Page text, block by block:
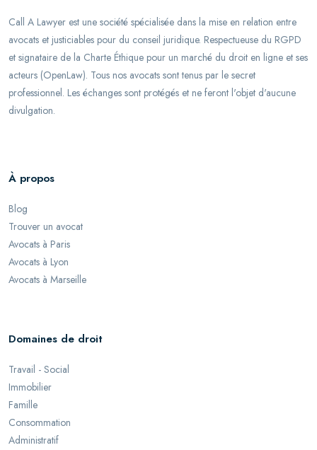
Call A Lawyer est une société spécialisée dans la mise en relation entre
avocats et justiciables pour du conseil juridique. Respectueuse du RGPD
et signataire de la Charte Éthique pour un marché du droit en ligne et ses
acteurs (OpenLaw). Tous nos avocats sont tenus par le secret
professionnel. Les échanges sont protégés et ne feront l'objet d'aucune
divulgation.
À propos
Blog
Trouver un avocat
Avocats à Paris
Avocats à Lyon
Avocats à Marseille
Domaines de droit
Travail - Social
Immobilier
Famille
Consommation
Administratif